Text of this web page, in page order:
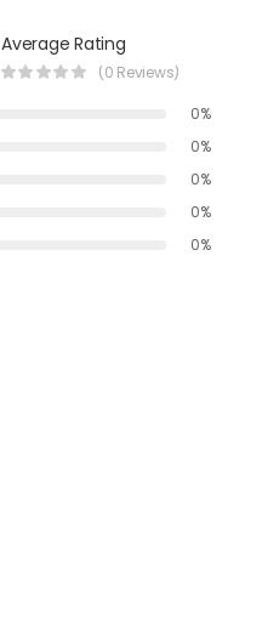
Average Rating
(0 Reviews)
0%
0%
0%
0%
0%